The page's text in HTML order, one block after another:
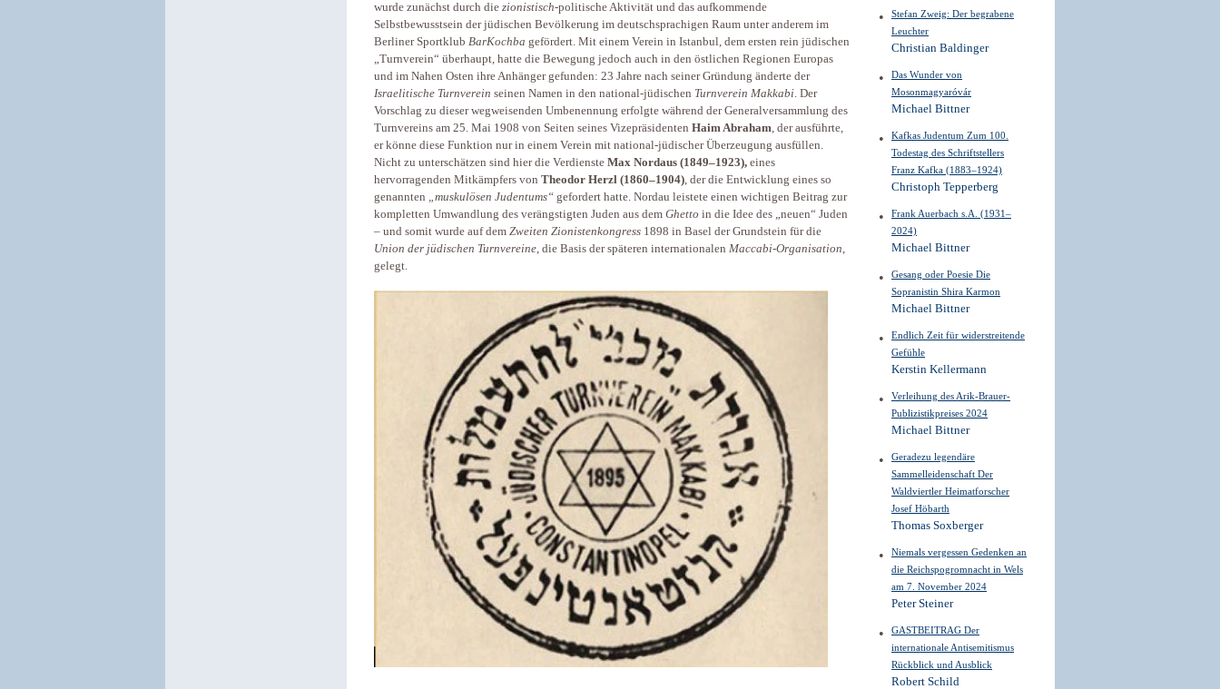
wurde zunächst durch die zionistisch-politische Aktivität und das aufkommende
Selbstbewusstsein der jüdischen Bevölkerung im deutschsprachigen Raum unter anderem im
Berliner Sportklub BarKochba gefördert. Mit einem Verein in Istanbul, dem ersten rein jüdischen
„Turnverein“ überhaupt, hatte die Bewegung jedoch auch in den östlichen Regionen Europas
und im Nahen Osten ihre Anhänger gefunden: 23 Jahre nach seiner Gründung änderte der
Israelitische Turnverein seinen Namen in den national-jüdischen Turnverein Makkabi. Der
Vorschlag zu dieser wegweisenden Umbenennung erfolgte während der Generalversammlung des
Turnvereins am 25. Mai 1908 von Seiten seines Vizepräsidenten Haim Abraham, der ausführte,
er könne diese Funktion nur in einem Verein mit national-jüdischer Überzeugung ausfüllen.
Nicht zu unterschätzen sind hier die Verdienste Max Nordaus (1849–1923), eines
hervorragenden Mitkämpfers von Theodor Herzl (1860–1904), der die Entwicklung eines so
genannten „muskulösen Judentums“ gefordert hatte. Nordau leistete einen wichtigen Beitrag zur
kompletten Umwandlung des verängstigten Juden aus dem Ghetto in die Idee des „neuen“ Juden
– und somit wurde auf dem Zweiten Zionistenkongress 1898 in Basel der Grundstein für die
Union der jüdischen Turnvereine, die Basis der späteren internationalen Maccabi-Organisation,
gelegt.
Stefan Zweig: Der begrabene
Leuchter
Christian Baldinger
Das Wunder von
Mosonmagyaróvár
Michael Bittner
Kafkas Judentum Zum 100.
Todestag des Schriftstellers
Franz Kafka (1883–1924)
Christoph Tepperberg
Frank Auerbach s.A. (1931–
2024)
Michael Bittner
Gesang oder Poesie Die
Sopranistin Shira Karmon
Michael Bittner
Endlich Zeit für widerstreitende
Gefühle
Kerstin Kellermann
Verleihung des Arik-Brauer-
Publizistikpreises 2024
Michael Bittner
Geradezu legendäre
Sammelleidenschaft Der
Waldviertler Heimatforscher
Josef Höbarth
Thomas Soxberger
Niemals vergessen Gedenken an
die Reichspogromnacht in Wels
am 7. November 2024
Peter Steiner
GASTBEITRAG Der
internationale Antisemitismus
Rückblick und Ausblick
Robert Schild